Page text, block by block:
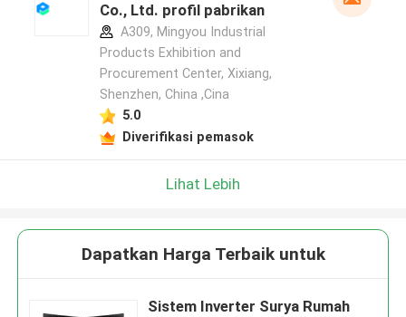
Co., Ltd. profil pabrikan
A309, Mingyou Industrial
Products Exhibition and
Procurement Center, Xixiang,
Shenzhen, China ,Cina
5.0
Diverifikasi pemasok
Lihat Lebih
Dapatkan Harga Terbaik untuk
Sistem Inverter Surya Rumah